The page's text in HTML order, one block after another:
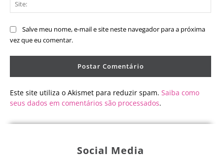
Salve meu nome, e-mail e site neste navegador para a próxima
vez que eu comentar.
Este site utiliza o Akismet para reduzir spam. Saiba como
seus dados em comentários são processados.
Social Media